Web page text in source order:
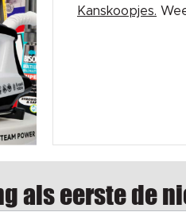
Kanskoopjes.
als eerste de